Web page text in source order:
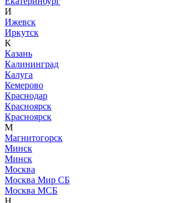
И
Ижевск
Иркутск
К
Казань
Калининград
Калуга
Кемерово
Краснодар
Красноярск
Красноярск
М
Магнитогорск
Минск
Минск
Москва
Москва Мир СБ
Москва МСБ
Н